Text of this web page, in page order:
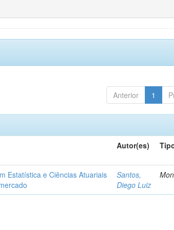
Anterior 1
Autor(es)
Estatística e Ciências Atuariais
Santos,
Diego Luiz